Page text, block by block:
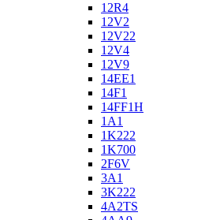
12R4
12V2
12V22
12V4
12V9
14EE1
14F1
14FF1H
1A1
1K222
1K700
2F6V
3A1
3K222
4A2TS